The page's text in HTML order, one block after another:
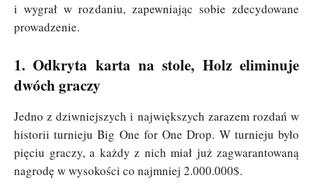
i wygrał w rozdaniu, zapewniając sobie zdecydowane
prowadzenie.
1. Odkryta karta na stole, Holz eliminuje
dwóch graczy
Jedno z dziwniejszych i największych zarazem rozdań w
historii turnieju Big One for One Drop. W turnieju było
pięciu graczy, a każdy z nich miał już zagwarantowaną
nagrodę w wysokości co najmniej 2.000.000$.